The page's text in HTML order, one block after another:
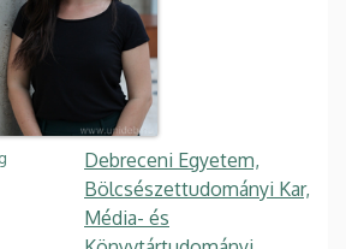
Debreceni Egyetem,
Bölcsészettudományi Kar,
Média- és